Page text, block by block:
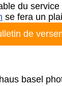
du
se fera un
de